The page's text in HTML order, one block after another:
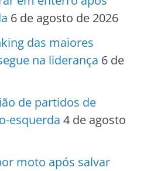
6 de agosto de 2026
das maiores
na liderança 6 de
de partidos de
esquerda 4 de agosto
moto após salvar